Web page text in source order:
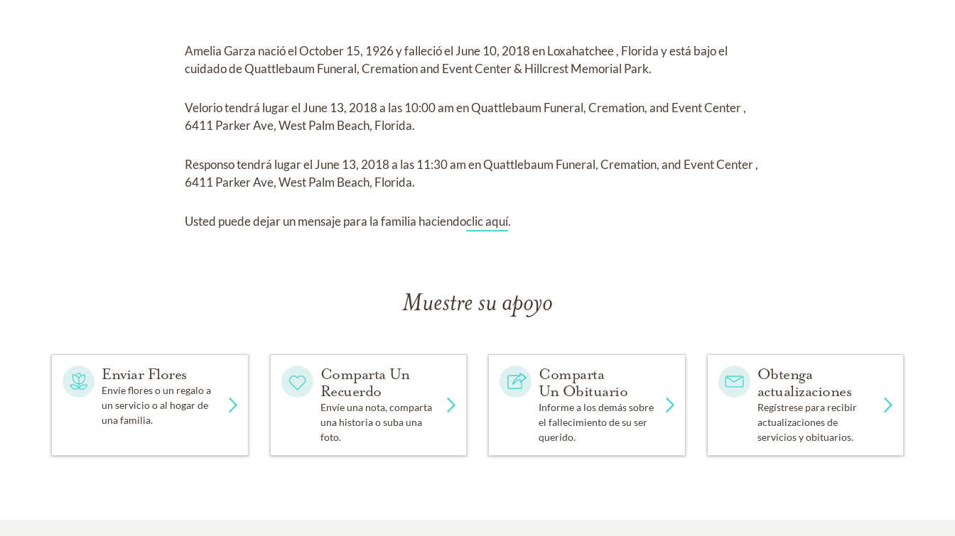
Amelia Garza nació elOctober 15, 1926yfalleció el June 10, 2018 en Loxahatchee , Floridayestá bajo el
cuidado deQuattlebaum Funeral, Cremation and Event Center & Hillcrest Memorial Park.
Veloriotendrá lugar el June 13, 2018a las 10:00 amenQuattlebaum Funeral, Cremation, and Event Center,
6411 Parker Ave, West Palm Beach, Florida.
Responsotendrá lugar el June 13, 2018a las 11:30 amenQuattlebaum Funeral, Cremation, and Event Center,
6411 Parker Ave, West Palm Beach, Florida.
Usted puede dejar un mensaje para la familia haciendoclic aquí.
Muestre su apoyo
Enviar Flores
Envíe flores o un regalo a
un servicio o al hogar de
una familia.
Comparta Un
Recuerdo
Envíe una nota, comparta
una historia o suba una
foto.
Comparta
Un Obituario
Informe a los demás sobre
el fallecimiento de su ser
querido.
Obtenga
actualizaciones
Regístrese para recibir
actualizaciones de
servicios y obituarios.